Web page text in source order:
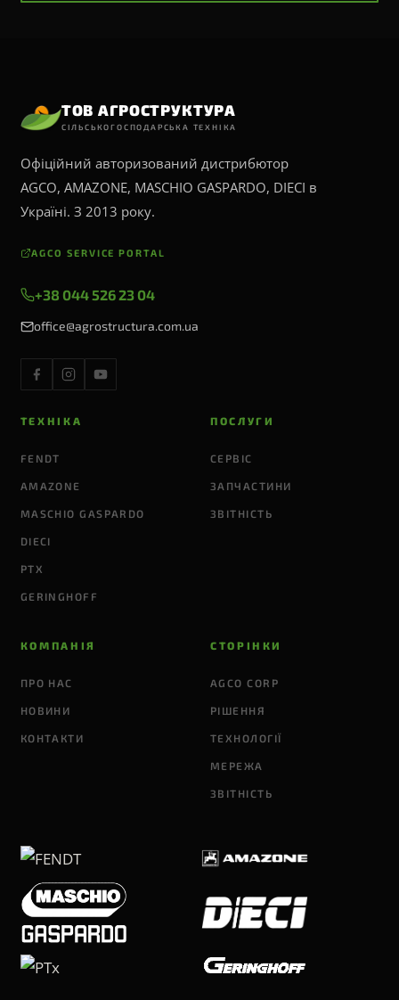
ТОВ АГРОСТРУКТУРА
СІЛЬСЬКОГОСПОДАРСЬКА ТЕХНІКА
Офіційний авторизований дистрибютор
AGCO, AMAZONE, MASCHIO GASPARDO, DIECI в
Україні. З 2013 року.
AGCO SERVICE PORTAL
+38 044 526 23 04
office@agrostructura.com.ua
ТЕХНІКА
FENDT
AMAZONE
MASCHIO GASPARDO
DIECI
PTX
GERINGHOFF
ПОСЛУГИ
СЕРВІС
ЗАПЧАСТИНИ
ЗВІТНІСТЬ
КОМПАНІЯ
ПРО НАС
НОВИНИ
КОНТАКТИ
СТОРІНКИ
AGCO CORP
РІШЕННЯ
ТЕХНОЛОГІЇ
МЕРЕЖА
ЗВІТНІСТЬ